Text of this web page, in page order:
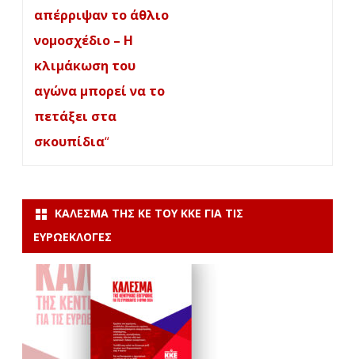
απέρριψαν το άθλιο
νομοσχέδιο – Η
κλιμάκωση του
αγώνα μπορεί να το
πετάξει στα
σκουπίδια“
ΚΆΛΕΣΜΑ ΤΗΣ ΚΕ ΤΟΥ ΚΚΕ ΓΙΑ ΤΙΣ
ΕΥΡΩΕΚΛΟΓΈΣ